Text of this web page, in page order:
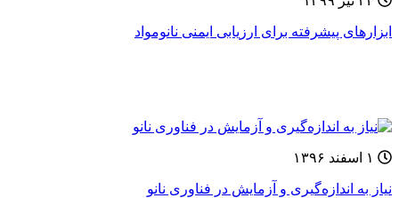
ابزارهای پیشرفته برای ارزیابی ایمنی نانومواد
نیاز به اندازه‌گیری و آزمایش در فناوری نانو